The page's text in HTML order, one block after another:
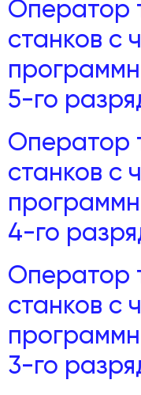
Оператор
станков с
5-го
Оператор
станков с
4-го
Оператор
станков с
3-го